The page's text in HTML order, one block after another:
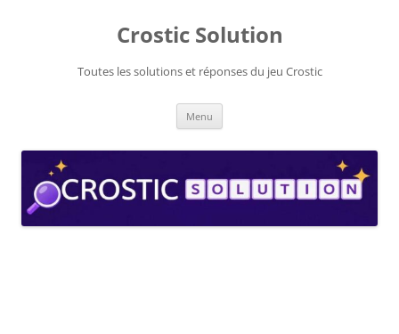
Crostic Solution
Toutes les solutions et réponses du jeu Crostic
Menu